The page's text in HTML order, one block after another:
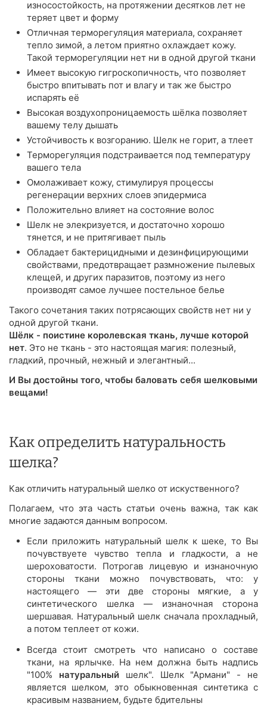
износостойкость, на протяжении десятков лет не
теряет цвет и форму
Отличная терморегуляция материала, сохраняет
тепло зимой, а летом приятно охлаждает кожу.
Такой терморегуляции нет ни в одной другой ткани
Имеет высокую гигроскопичность, что позволяет
быстро впитывать пот и влагу и так же быстро
испарять её
Высокая воздухопроницаемость шёлка позволяет
вашему телу дышать
Устойчивость к возгоранию. Шелк не горит, а тлеет
Терморегуляция подстраивается под температуру
вашего тела
Омолаживает кожу, стимулируя процессы
регенерации верхних слоев эпидермиса
Положительно влияет на состояние волос
Шелк не элекризуется, и достаточно хорошо
тянется, и не притягивает пыль
Обладает бактерицидными и дезинфицирующими
свойствами, предотвращает размножение пылевых
клещей, и других паразитов, поэтому из него
производят самое лучшее постельное белье
Такого сочетания таких потрясающих свойств нет ни у
одной другой ткани.
Шёлк - поистине королевская ткань, лучше которой
нет. Это не ткань - это настоящая магия: полезный,
гладкий, прочный, нежный и элегантный...
И Вы достойны того, чтобы баловать себя шелковыми
вещами!
Как определить натуральность
шелка?
Как отличить натуральный шелко от искуственного?
Полагаем, что эта часть статьи очень важна, так как
многие задаются данным вопросом.
Если приложить натуральный шелк к шеке, то Вы
почувствуете чувство тепла и гладкости, а не
шероховатости. Потрогав лицевую и изнаночную
стороны ткани можно почувствовать, что: у
настоящего — эти две стороны мягкие, а у
синтетического шелка — изнаночная сторона
шершавая. Натуральный шелк сначала прохладный,
а потом теплеет от кожи.
Всегда стоит смотреть что написано о составе
ткани, на ярлычке. На нем должна быть надпись
"100% натуральный шелк". Шелк "Армани" - не
является шелком, это обыкновенная синтетика с
красивым названием, будьте бдительны